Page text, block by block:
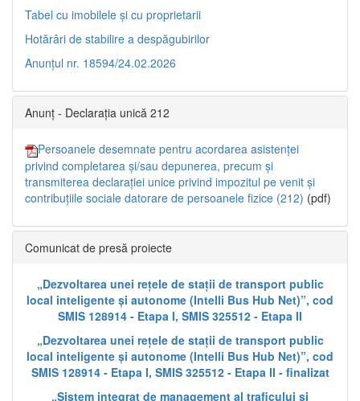
Tabel cu imobilele și cu proprietarii
Hotărâri de stabilire a despăgubirilor
Anunțul nr. 18594/24.02.2026
Anunț - Declarația unică 212
Persoanele desemnate pentru acordarea asistenței
privind completarea și/sau depunerea, precum și
transmiterea declarației unice privind impozitul pe venit și
contribuțiile sociale datorare de persoanele fizice (212) (pdf)
Comunicat de presă proiecte
„Dezvoltarea unei rețele de stații de transport public
local inteligente și autonome (Intelli Bus Hub Net)”, cod
SMIS 128914 - Etapa I, SMIS 325512 - Etapa II
„Dezvoltarea unei rețele de stații de transport public
local inteligente și autonome (Intelli Bus Hub Net)”, cod
SMIS 128914 - Etapa I, SMIS 325512 - Etapa II - finalizat
„Sistem integrat de management al traficului și